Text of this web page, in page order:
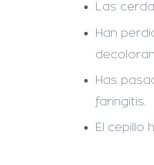
Las
Han
Has
faringitis.
El cepillo